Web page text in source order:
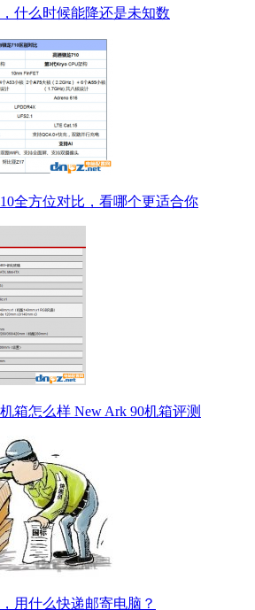
什么时候能降还是未知数
全方位对比，看哪个更适合你
箱怎么样 New Ark 90机箱评测
用什么快递邮寄电脑？